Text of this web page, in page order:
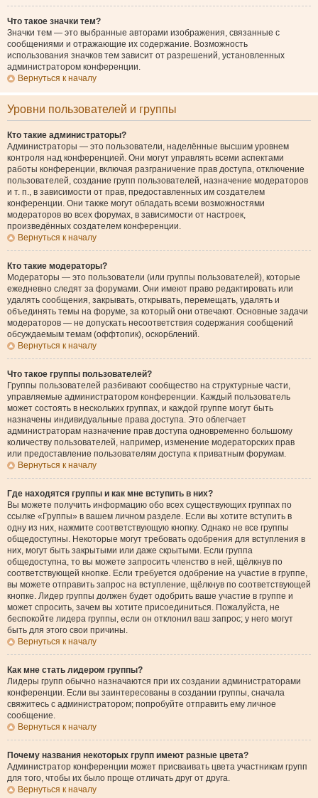
Что такое значки тем?
Значки тем — это выбранные авторами изображения, связанные с
сообщениями и отражающие их содержание. Возможность
использования значков тем зависит от разрешений, установленных
администратором конференции.
Вернуться к началу
Уровни пользователей и группы
Кто такие администраторы?
Администраторы — это пользователи, наделённые высшим уровнем
контроля над конференцией. Они могут управлять всеми аспектами
работы конференции, включая разграничение прав доступа, отключение
пользователей, создание групп пользователей, назначение модераторов
и т. п., в зависимости от прав, предоставленных им создателем
конференции. Они также могут обладать всеми возможностями
модераторов во всех форумах, в зависимости от настроек,
произведённых создателем конференции.
Вернуться к началу
Кто такие модераторы?
Модераторы — это пользователи (или группы пользователей), которые
ежедневно следят за форумами. Они имеют право редактировать или
удалять сообщения, закрывать, открывать, перемещать, удалять и
объединять темы на форуме, за который они отвечают. Основные задачи
модераторов — не допускать несоответствия содержания сообщений
обсуждаемым темам (оффтопик), оскорблений.
Вернуться к началу
Что такое группы пользователей?
Группы пользователей разбивают сообщество на структурные части,
управляемые администратором конференции. Каждый пользователь
может состоять в нескольких группах, и каждой группе могут быть
назначены индивидуальные права доступа. Это облегчает
администраторам назначение прав доступа одновременно большому
количеству пользователей, например, изменение модераторских прав
или предоставление пользователям доступа к приватным форумам.
Вернуться к началу
Где находятся группы и как мне вступить в них?
Вы можете получить информацию обо всех существующих группах по
ссылке «Группы» в вашем личном разделе. Если вы хотите вступить в
одну из них, нажмите соответствующую кнопку. Однако не все группы
общедоступны. Некоторые могут требовать одобрения для вступления в
них, могут быть закрытыми или даже скрытыми. Если группа
общедоступна, то вы можете запросить членство в ней, щёлкнув по
соответствующей кнопке. Если требуется одобрение на участие в группе,
вы можете отправить запрос на вступление, щёлкнув по соответствующей
кнопке. Лидер группы должен будет одобрить ваше участие в группе и
может спросить, зачем вы хотите присоединиться. Пожалуйста, не
беспокойте лидера группы, если он отклонил ваш запрос; у него могут
быть для этого свои причины.
Вернуться к началу
Как мне стать лидером группы?
Лидеры групп обычно назначаются при их создании администраторами
конференции. Если вы заинтересованы в создании группы, сначала
свяжитесь с администратором; попробуйте отправить ему личное
сообщение.
Вернуться к началу
Почему названия некоторых групп имеют разные цвета?
Администратор конференции может присваивать цвета участникам групп
для того, чтобы их было проще отличать друг от друга.
Вернуться к началу